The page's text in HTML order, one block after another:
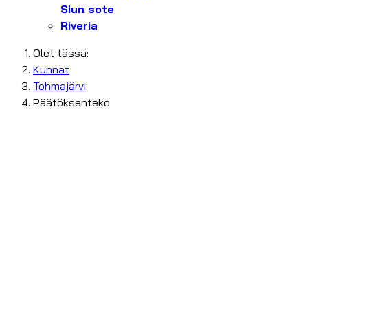
Siun sote
Riveria
Olet tässä:
Kunnat
Tohmajärvi
Päätöksenteko